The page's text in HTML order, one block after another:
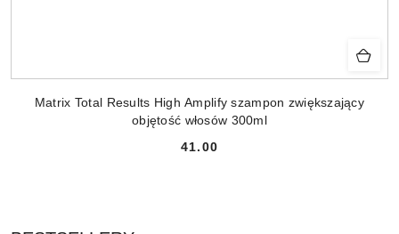
Matrix Total Results High Amplify szampon zwiększający
objętość włosów 300ml
Cena:
41.00